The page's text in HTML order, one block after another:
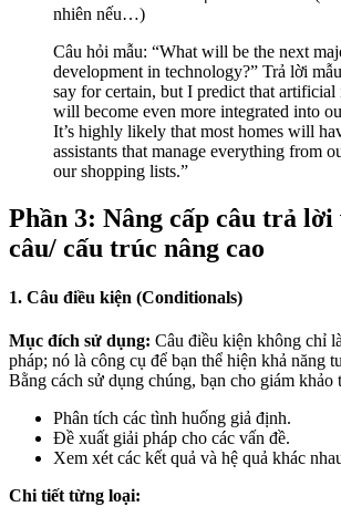
nhiên nếu…)
Câu hỏi mẫu: “What will be the next
development in technology?” Trả lời
say for certain, but I predict thatartificial
will become even more integrated into
It’s highly likely thatmost homes will
assistants that manage everything from
our shopping lists.”
Phần 3: Nâng cấp câu trả lời
câu/ cấu trúc nâng cao
1. Câu điều kiện (Conditionals)
Mục đích sử dụng: Câu điều kiện không chỉ
pháp; nó là công cụ để bạn thể hiện khả năng
Bằng cách sử dụng chúng, bạn cho giám khảo
Phân tích các tình huống giả định.
Đề xuất giải pháp cho các vấn đề.
Xem xét các kết quả và hệ quả khác
Chi tiết từng loại: